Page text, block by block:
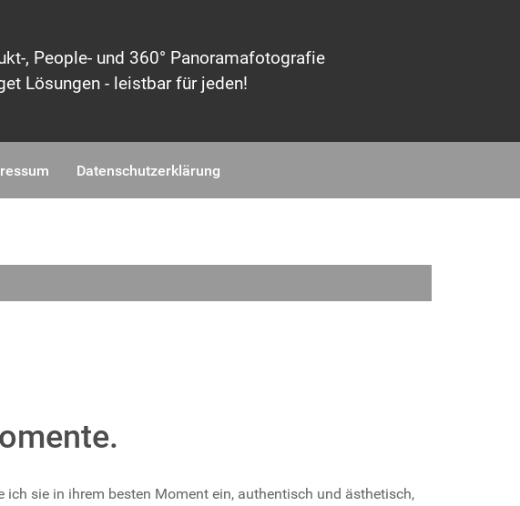
, People- und 360° Panoramafotografie
Lösungen - leistbar für jeden!
Datenschutzerklärung
sie in ihrem besten Moment ein, authentisch und ästhetisch,